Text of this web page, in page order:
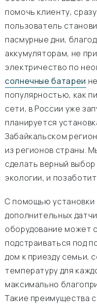
помочь клиенту,
пользователь
пасмурные дни,
аккумуляторам, не
электричество по
солнечные батареи
популярностью, как
сети, в России уже
планируется
Забайкальском
из регионов страны.
сделать верный
экологии, и
С помощью установки
дополнительных
оборудование может
подстраиваться под
дом к приезду семьи,
температуру для
максимально
Такие преимущества